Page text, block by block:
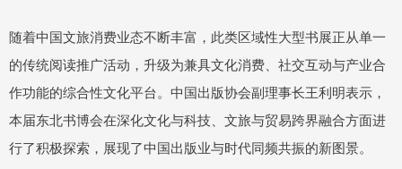
随着中国文旅消费业态不断丰富，此类区域性大型书展正从单一
的传统阅读推广活动，升级为兼具文化消费、社交互动与产业合
作功能的综合性文化平台。中国出版协会副理事长王利明表示，
本届东北书博会在深化文化与科技、文旅与贸易跨界融合方面进
行了积极探索，展现了中国出版业与时代同频共振的新图景。